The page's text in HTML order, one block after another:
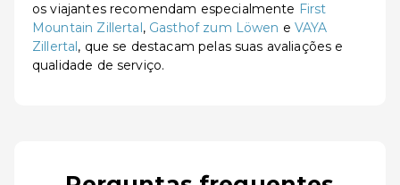
os viajantes recomendam especialmente First
Mountain Zillertal, Gasthof zum Löwen eVAYA
Zillertal, que se destacam pelas suas avaliações e
qualidade de serviço.